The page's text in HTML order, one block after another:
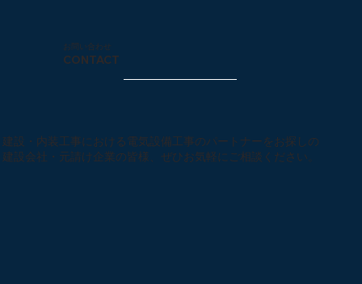
お問い合わせ
CONTACT
建設・内装工事における電気設備工事のパートナーをお探しの
建設会社・元請け企業の皆様、ぜひお気軽にご相談ください。